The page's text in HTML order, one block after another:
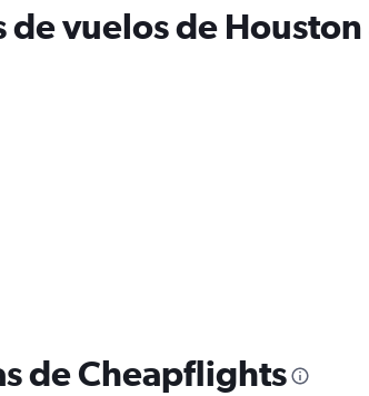
de vuelos de Houston
de Cheapflights